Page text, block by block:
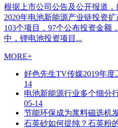
根据上市公司公告及公开报道
2020年电池新能源产业链投资
103个项目，97个公布投资金额
中，锂电池投资项目...
MORE+
好色先生TV传媒2019年
14
电池新能源行业多个细分
05-14
节能环保成为浆料磁选机
石英砂如何提纯？石英粉